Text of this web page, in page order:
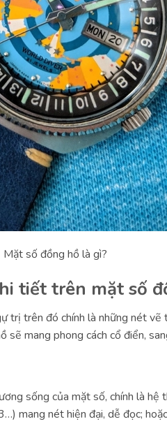
Mặt số đồng hồ là gì?
tiết trên mặt số
trên đó chính là những nét vẽ
sẽ mang phong cách cổ điển,
sống của mặt số, chính là hệ
mang nét hiện đại, dễ đọc;